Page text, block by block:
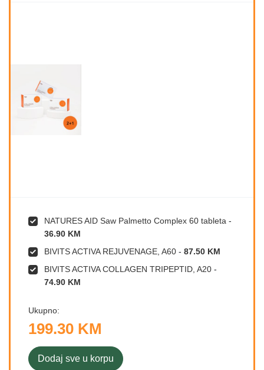
NATURES AID Saw Palmetto Complex 60 tableta -
36.90 KM
BIVITS ACTIVA REJUVENAGE, A60 - 87.50 KM
BIVITS ACTIVA COLLAGEN TRIPEPTID, A20 -
74.90 KM
Ukupno:
199.30 KM
Dodaj sve u korpu